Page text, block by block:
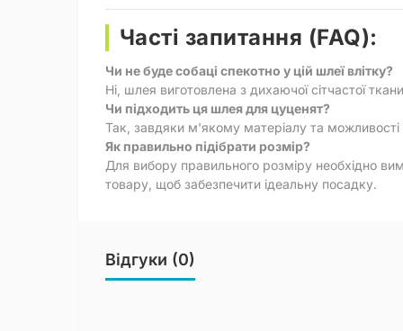
Часті запитання (FAQ):
Чи не буде собаці спекотно у цій шлеї влітку?
Ні, шлея виготовлена з дихаючої сітчастої
Чи підходить ця шлея для цуценят?
Так, завдяки м'якому матеріалу та
Як правильно підібрати розмір?
Для вибору правильного розміру необхідно
товару, щоб забезпечити ідеальну посадку.
Відгуки (0)